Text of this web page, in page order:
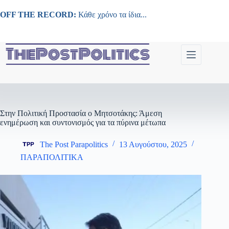
στο
OFF THE RECORD: Κάθε χρόνο τα ίδια...
Στην Πολιτική Προστασία ο Μητσοτάκης: Άμεση
ενημέρωση και συντονισμός για τα πύρινα μέτωπα
The Post Parapolitics
13 Αυγούστου, 2025
ΠΑΡΑΠΟΛΙΤΙΚΑ